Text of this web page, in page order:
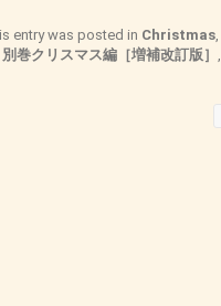
entry was posted in Christmas,
別巻クリスマス編［増補改訂版］ ,